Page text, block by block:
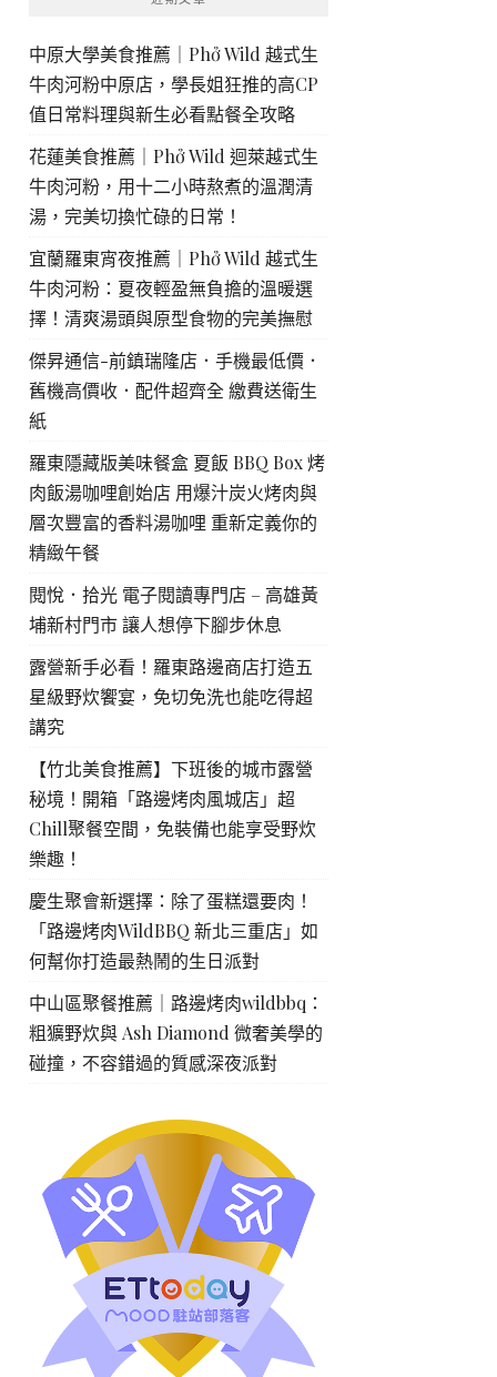
中原大學美食推薦｜Phở Wild 越式生
牛肉河粉中原店，學長姐狂推的高CP
值日常料理與新生必看點餐全攻略
花蓮美食推薦｜Phở Wild 迴萊越式生
牛肉河粉，用十二小時熬煮的溫潤清
湯，完美切換忙碌的日常！
宜蘭羅東宵夜推薦｜Phở Wild 越式生
牛肉河粉：夏夜輕盈無負擔的溫暖選
擇！清爽湯頭與原型食物的完美撫慰
傑昇通信-前鎮瑞隆店．手機最低價．
舊機高價收．配件超齊全 繳費送衛生
紙
羅東隱藏版美味餐盒 夏飯 BBQ Box 烤
肉飯湯咖哩創始店 用爆汁炭火烤肉與
層次豐富的香料湯咖哩 重新定義你的
精緻午餐
閱悅．拾光 電子閱讀專門店 – 高雄黃
埔新村門市 讓人想停下腳步休息
露營新手必看！羅東路邊商店打造五
星級野炊饗宴，免切免洗也能吃得超
講究
【竹北美食推薦】下班後的城市露營
秘境！開箱「路邊烤肉風城店」超
Chill聚餐空間，免裝備也能享受野炊
樂趣！
慶生聚會新選擇：除了蛋糕還要肉！
「路邊烤肉WildBBQ 新北三重店」如
何幫你打造最熱鬧的生日派對
中山區聚餐推薦｜路邊烤肉wildbbq：
粗獷野炊與 Ash Diamond 微奢美學的
碰撞，不容錯過的質感深夜派對